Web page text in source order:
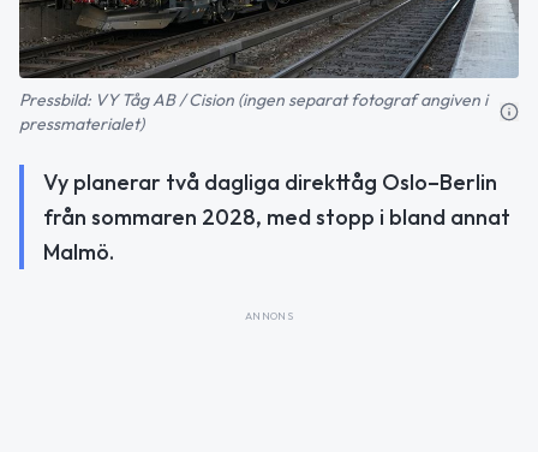
Pressbild: VY Tåg AB / Cision (ingen separat fotograf angiven i
pressmaterialet)
Vy planerar två dagliga direkttåg Oslo–Berlin
från sommaren 2028, med stopp i bland annat
Malmö.
ANNONS